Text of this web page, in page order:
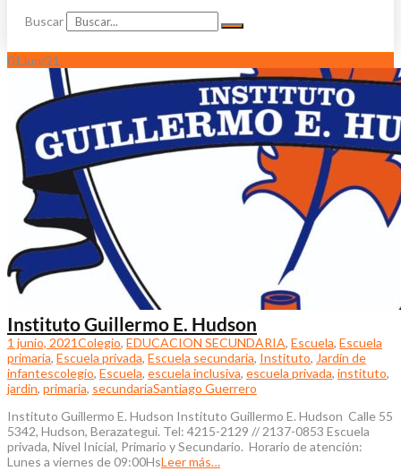
Buscar
01 Jun/21
Instituto Guillermo E. Hudson
1 junio, 2021Colegio, EDUCACION SECUNDARIA, Escuela, Escuela
primaria, Escuela privada, Escuela secundaria, Instituto, Jardín de
infantescolegio, Escuela, escuela inclusiva, escuela privada, instituto,
jardin, primaria, secundariaSantiago Guerrero
Instituto Guillermo E. Hudson Instituto Guillermo E. Hudson Calle 55
5342, Hudson, Berazategui. Tel: 4215-2129 // 2137-0853 Escuela
privada, Nivel Inicial, Primario y Secundario. Horario de atención:
Lunes a viernes de 09:00HsLeer más…